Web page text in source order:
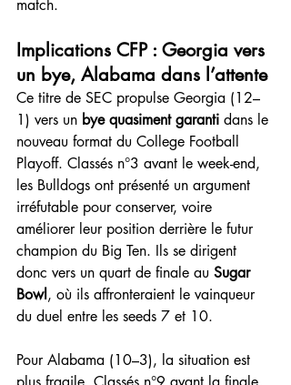
match.
Implications CFP : Georgia vers
un bye, Alabama dans l’attente
Ce titre de SEC propulse Georgia (12–
1) vers un bye quasiment garanti dans le
nouveau format du College Football
Playoff. Classés n°3 avant le week-end,
les Bulldogs ont présenté un argument
irréfutable pour conserver, voire
améliorer leur position derrière le futur
champion du Big Ten. Ils se dirigent
donc vers un quart de finale au Sugar
Bowl, où ils affronteraient le vainqueur
du duel entre les seeds 7 et 10.
Pour Alabama (10–3), la situation est